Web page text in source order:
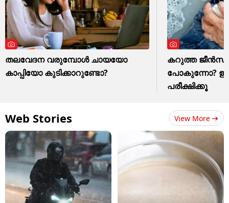
തലവേദന വരുമ്പോൾ ചായയോ
കാപ്പിയോ കുടിക്കാറുണ്ടോ?
കറുത്ത ജീൻസ്
പോകുന്നോ? ഈ
പരീക്ഷിക്കൂ
Web Stories View More